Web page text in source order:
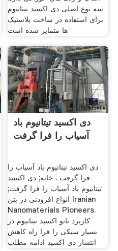
سه نوع اصلی دی اکسید تیتانیوم
برای استفاده در ساخت پلاستیک
ها متمایز شده است
دی اکسید تیتانیوم باد
آسیاب را فرا گرفت
دی اکسید تیتانیوم باد آسیاب را
فرا گرفت . خانه; دی اکسید
تیتانیوم باد آسیاب را فرا گرفت;
انواع افزودنی در بتن Iranian
Nanomaterials Pioneers.
کاربرد نانو اکسید تیتانیوم در
بسیار سبکی را فرا راه کاهش
انتشار دی اکسید ادامه مطلب